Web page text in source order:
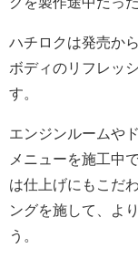
ハチロクは発売か
ボディのリフレッ
す。
エンジンルームや
メニューを施工中
は仕上げにもこだ
ングを施して、よ
う。